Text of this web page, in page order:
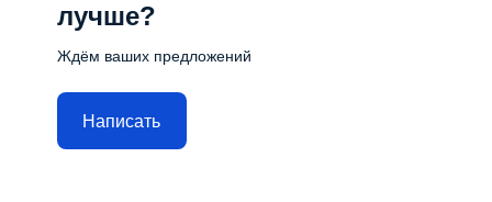
лучше?
Ждём ваших предложений
Написать